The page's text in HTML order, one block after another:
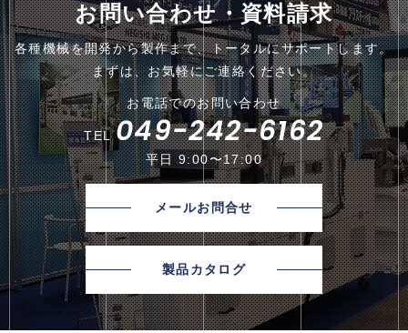
お問い合わせ・資料請求
各種機械を開発から製作まで、トータルにサポートします。
まずは、お気軽にご連絡ください。
お電話でのお問い合わせ
TEL 049-242-6162
平日 9:00〜17:00
メールお問合せ
製品カタログ